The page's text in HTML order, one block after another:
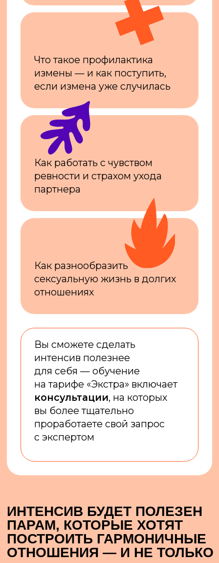
Кому интересно узнать больше
о своем теле и быть более
просвещенным в вопросах секса
Кто хочет укрепить связь
с партнером — научиться строить
глубокие и долгие отношения
и говорить на «неудобные» темы
АВТОР
ИНТЕНСИВА —
ПСИХОЛОГ И ЧЛЕН
СЕКСОЛОГОВ РФ
Татьяна Пыхова
Психолог, коуч, сексолог, член
Ассоциации сексологов РФ.
Специалист в области женской
сексологии и нарушений пищевого
поведения (РПП). Спикер на ТВ
в программах «Доброе утро»
и «Вести» (Тверь) на «Россия-1».
Сотрудничает с федеральной
доктора Фомина
«Душевный доктор».
ОБУЧЕНИЕ ВКЛЮЧАЕТ
ТЕОРИЮ И ПРАКТИКУ
В ПАРАХ